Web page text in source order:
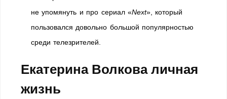
не упомянуть и про сериал «Next», который
пользовался довольно большой популярностью
среди телезрителей.
Екатерина Волкова личная
жизнь